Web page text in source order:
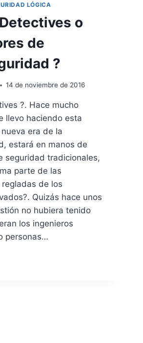
LÓGICA
o
de
?
14 de noviembre de 2016
?. Hace mucho
llevo haciendo esta
era de la
estará en manos de
seguridad tradicionales,
parte de las
de los
Quizás hace unos
no hubiera tenido
los ingenieros
personas…